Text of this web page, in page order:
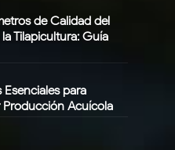
de Calidad del
Tilapicultura: Guía
Esenciales para
Producción Acuícola